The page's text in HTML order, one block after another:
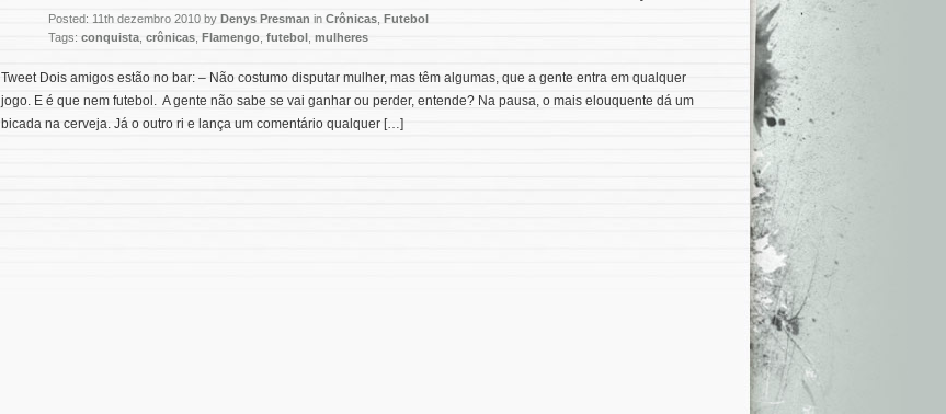
Posted: 11th dezembro 2010 by Denys Presman in Crônicas Futebol
Tags: conquista crônicas Flamengo futebol mulheres
Tweet Dois amigos estão no bar: – Não costumo disputar mulher, mas têm algumas, que a gente entra em qualquer
jogo. E é que nem futebol. A gente não sabe se vai ganhar ou perder, entende? Na pausa, o mais elouquente dá um
bicada na cerveja. Já o outro ri e lança um comentário qualquer […]